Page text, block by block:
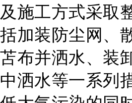
及施工方式采取
括加装防尘网、
苫布并洒水、装
中洒水等一系列